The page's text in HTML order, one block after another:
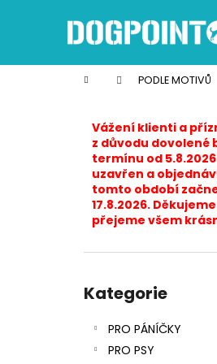
Domů PODLE MOTIVŮ
Vážení klienti a
z důvodu dovolené
termínu od 5.8.2026
uzavřen a
tomto období
17.8.2026.
přejeme všem
kategorie
Kategorie
PRO PÁNÍČKY
PRO PSY
í
Zpět
do
Zpět
do